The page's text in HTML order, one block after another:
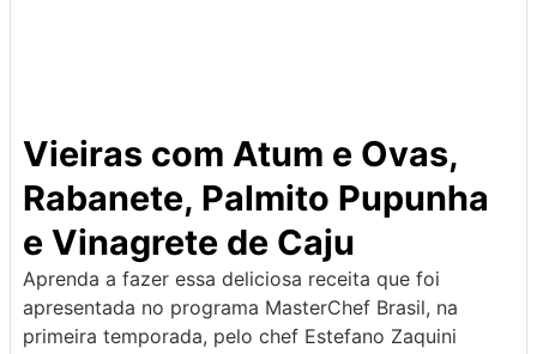
Vieiras com Atum e Ovas,
Rabanete, Palmito Pupunha
e Vinagrete de Caju
Aprenda a fazer essa deliciosa receita que foi
apresentada no programa MasterChef Brasil, na
primeira temporada, pelo chef Estefano Zaquini